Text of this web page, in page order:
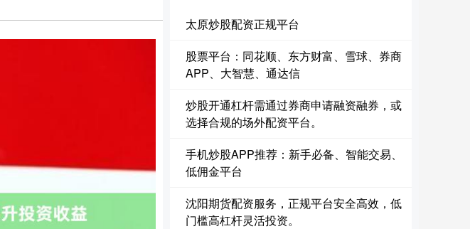
太原炒股配资正规平台
股票平台：同花顺、东方财富、雪球、券商
APP、大智慧、通达信
炒股开通杠杆需通过券商申请融资融券，或
选择合规的场外配资平台。
手机炒股APP推荐：新手必备、智能交易、
低佣金平台
沈阳期货配资服务，正规平台安全高效，低
门槛高杠杆灵活投资。